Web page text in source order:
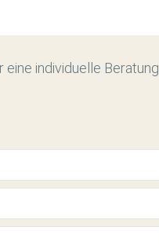
eine individuelle Beratung